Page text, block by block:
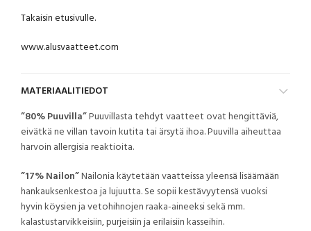
Takaisin etusivulle.
www.alusvaatteet.com
MATERIAALITIEDOT
”80% Puuvilla”Puuvillasta tehdyt vaatteet ovat hengittäviä,
eivätkä ne villan tavoin kutita tai ärsytä ihoa. Puuvilla aiheuttaa
harvoin allergisia reaktioita.
”17% Nailon”Nailonia käytetään vaatteissa yleensä lisäämään
hankauksenkestoa ja lujuutta. Se sopii kestävyytensä vuoksi
hyvin köysien ja vetohihnojen raaka-aineeksi sekä mm.
kalastustarvikkeisiin, purjeisiin ja erilaisiin kasseihin.